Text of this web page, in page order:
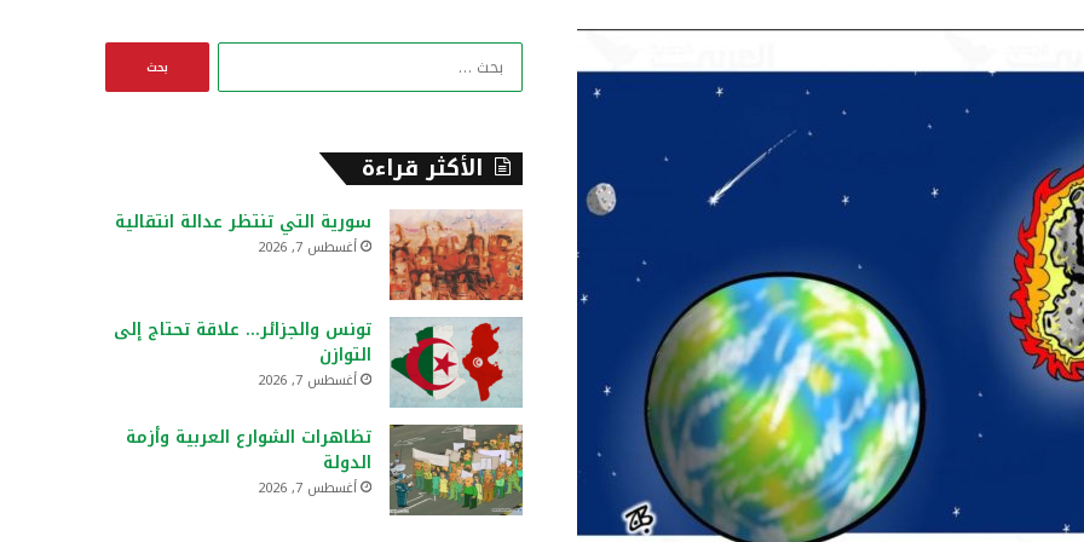
ا
:
الأكثر قراءة
سورية التي تنتظر عدالة انتقالية
أغسطس 7, 2026
تونس والجزائر… علاقة تحتاج إلى
التوازن
أغسطس 7, 2026
تظاهرات الشوارع العربية وأزمة
الدولة
أغسطس 7, 2026